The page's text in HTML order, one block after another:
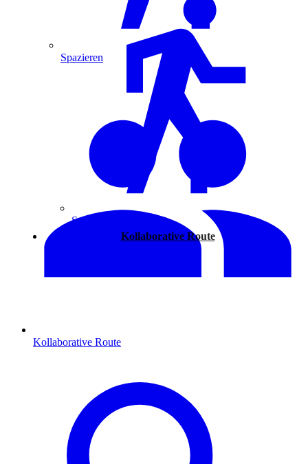
Spazieren
Kollaborative Route
Spazieren
Kollaborative Route